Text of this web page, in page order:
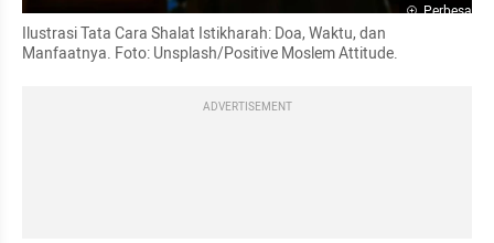
Perbesar
Ilustrasi Tata Cara Shalat Istikharah: Doa, Waktu, dan
Manfaatnya. Foto: Unsplash/Positive Moslem Attitude.
ADVERTISEMENT